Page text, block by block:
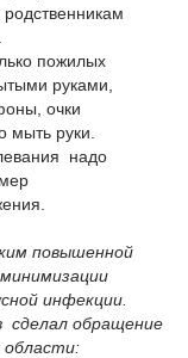
пожилых
руками,
очки
мыть руки.
надо
повышенной
инфекции.
сделал обращение
области: